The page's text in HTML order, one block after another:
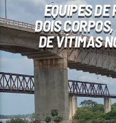
EQUIPES DE
DOIS
DE VÍTIMAS